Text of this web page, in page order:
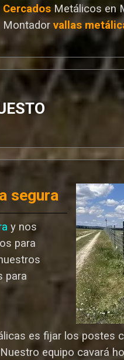
Cercados Metálicos en
Montador vallas
segura
y nos
para
para
es fijar los postes
equipo cavará